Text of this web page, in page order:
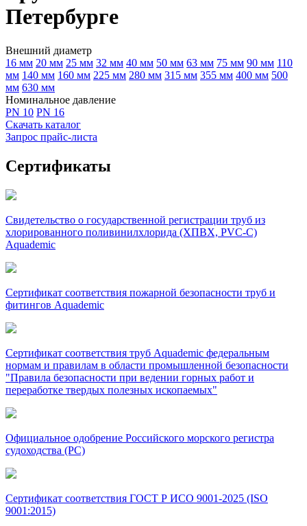
Петербурге
Внешний диаметр
16 мм 20 мм 25 мм 32 мм 40 мм 50 мм 63 мм 75 мм 90 мм 110
мм 140 мм 160 мм 225 мм 280 мм 315 мм 355 мм 400 мм 500
мм 630 мм
Номинальное давление
PN 10 PN 16
Скачать каталог
Запрос прайс-листа
Сертификаты
Свидетельство о государственной регистрации труб из
хлорированного поливинилхлорида (ХПВХ, PVC-C)
Aquademic
Сертификат соответствия пожарной безопасности труб и
фитингов Aquademic
Сертификат соответствия труб Aquademic федеральным
нормам и правилам в области промышленной безопасности
"Правила безопасности при ведении горных работ и
переработке твердых полезных ископаемых"
Официальное одобрение Российского морского регистра
судоходства (РС)
Сертификат соответствия ГОСТ Р ИСО 9001-2025 (ISO
9001:2015)